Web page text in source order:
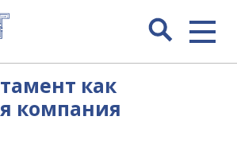
как
компания